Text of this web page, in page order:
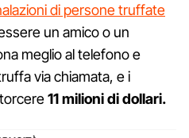
di persone truffate
un amico o un
meglio al telefono e
via chiamata, e i
11 milioni di dollari.